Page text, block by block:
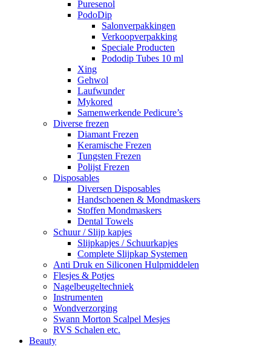
Puresenol
PodoDip
Salonverpakkingen
Verkoopverpakking
Speciale Producten
Pododip Tubes 10 ml
Xing
Gehwol
Laufwunder
Mykored
Samenwerkende Pedicure’s
Diverse frezen
Diamant Frezen
Keramische Frezen
Tungsten Frezen
Polijst Frezen
Disposables
Diversen Disposables
Handschoenen & Mondmaskers
Stoffen Mondmaskers
Dental Towels
Schuur / Slijp kapjes
Slijpkapjes / Schuurkapjes
Complete Slijpkap Systemen
Anti Druk en Siliconen Hulpmiddelen
Flesjes & Potjes
Nagelbeugeltechniek
Instrumenten
Wondverzorging
Swann Morton Scalpel Mesjes
RVS Schalen etc.
Beauty